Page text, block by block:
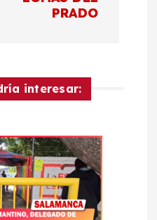
PRADO
interesar: